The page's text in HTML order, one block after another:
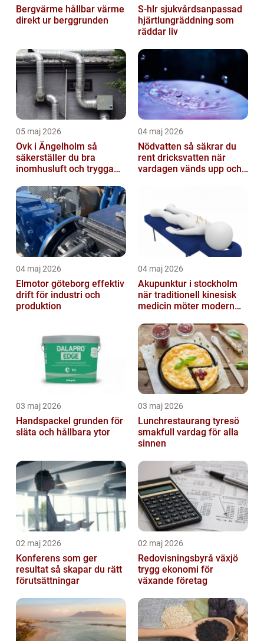
Bergvärme hållbar värme
direkt ur berggrunden
S-hlr sjukvårdsanpassad
hjärtlungräddning som
räddar liv
05 maj 2026
Ovk i Ängelholm så
säkerställer du bra
inomhusluft och trygga
04 maj 2026
Nödvatten så säkrar du
rent dricksvatten när
vardagen vänds upp och
04 maj 2026
Elmotor göteborg effektiv
drift för industri och
produktion
04 maj 2026
Akupunktur i stockholm
när traditionell kinesisk
medicin möter modern
03 maj 2026
Handspackel grunden för
släta och hållbara ytor
03 maj 2026
Lunchrestaurang tyresö
smakfull vardag för alla
sinnen
02 maj 2026
Konferens som ger
resultat så skapar du rätt
förutsättningar
02 maj 2026
Redovisningsbyrå växjö
trygg ekonomi för
växande företag